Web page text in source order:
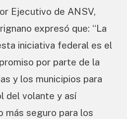
Ejecutivo de ANSV,
expresó que: “La
iniciativa federal es el
por parte de la
y los municipios para
del volante y así
más seguro para los